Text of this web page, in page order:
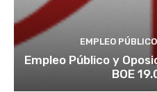
EMPLEO
Empleo Público y
BOE